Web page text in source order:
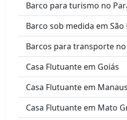
Barco para turismo no
Barco sob medida em São
Barcos para transporte
Casa Flutuante em Goiás
Casa Flutuante em Manaus
Casa Flutuante em Mato